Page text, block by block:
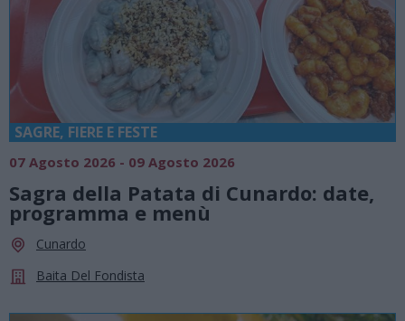
SAGRE, FIERE E FESTE
07 Agosto 2026 - 09 Agosto 2026
Sagra della Patata di Cunardo: date,
programma e menù
Cunardo
Baita Del Fondista